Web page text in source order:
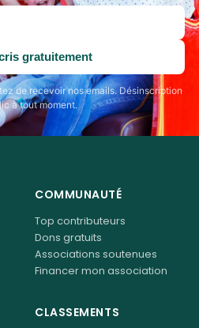
gratuitement
de recevoir nos emails. Désinscription
à tout moment.
COMMUNAUTÉ
Top contributeurs
Dons gratuits
Associations soutenues
Financer mon association
CLASSEMENTS